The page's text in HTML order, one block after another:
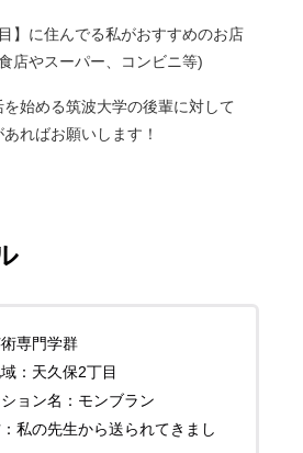
】に住んでる私がおすすめのお店
店やスーパー、コンビニ等)
始める筑波大学の後輩に対して
ればお願いします！
専門学群
：天久保2丁目
ョン名：モンブラン
私の先生から送られてきまし